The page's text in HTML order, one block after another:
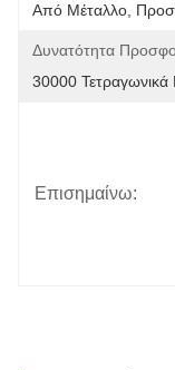
Από Μέταλλο,
Δυνατότητα
30000 Τετραγωνικά
Επισημαίνω: